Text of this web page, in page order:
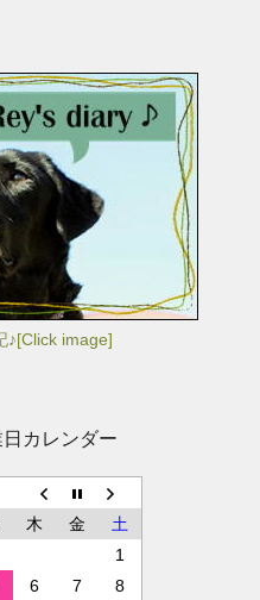
♪[Click image]
カレンダー
木 金
土
1
6 7
8